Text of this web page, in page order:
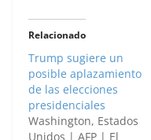
Relacionado
Trump sugiere un
posible aplazamiento
de las elecciones
presidenciales
Washington, Estados
Unidos | AFP | El